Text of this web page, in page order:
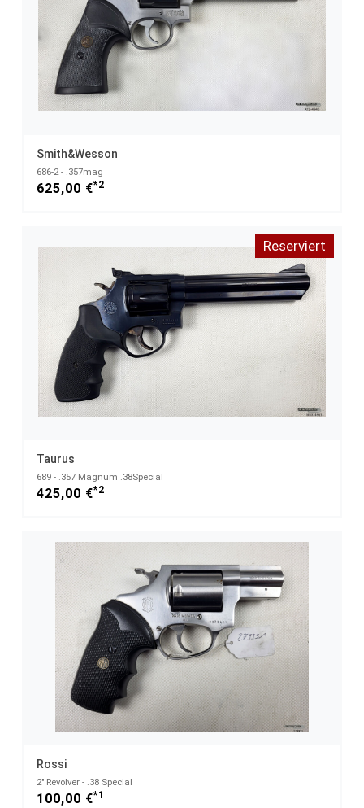
Smith&Wesson
686-2 - .357mag
625,00 €*2
Reserviert
Taurus
689 - .357 Magnum .38Special
425,00 €*2
Rossi
2" Revolver - .38 Special
100,00 €*1